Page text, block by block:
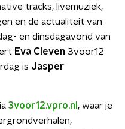
tracks, livemuziek,
en de actualiteit van
en dinsdagavond van
Eva Cleven 3voor12
is Jasper
3voor12.vpro.nl , waar je